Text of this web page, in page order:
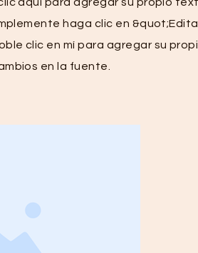
haga clic en
clic en mí para agregar su
en la fuente.